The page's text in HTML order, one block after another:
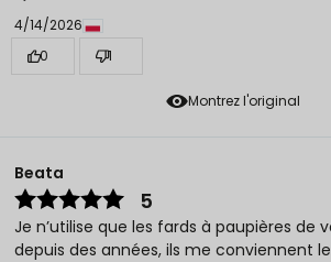
Montrez l'original
4/14/2026
0
1
Beata
5
Je n’utilise que les fards à paupières de
depuis des années, ils me conviennent